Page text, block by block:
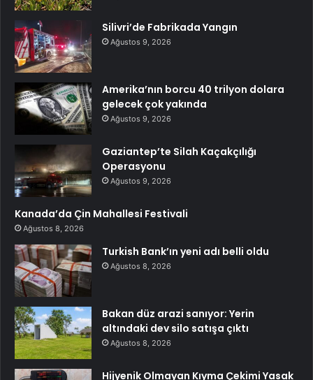
Silivri’de Fabrikada Yangın
Ağustos 9, 2026
Amerika’nın borcu 40 trilyon dolara
gelecek çok yakında
Ağustos 9, 2026
Gaziantep’te Silah Kaçakçılığı
Operasyonu
Ağustos 9, 2026
Kanada’da Çin Mahallesi Festivali
Ağustos 8, 2026
Turkish Bank’ın yeni adı belli oldu
Ağustos 8, 2026
Bakan düz arazi sanıyor: Yerin
altındaki dev silo satışa çıktı
Ağustos 8, 2026
Hijyenik Olmayan Kıyma Çekimi Yasak